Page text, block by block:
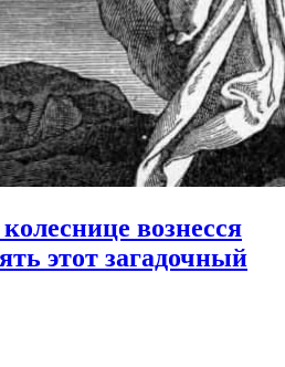
вознесся
этот загадочный